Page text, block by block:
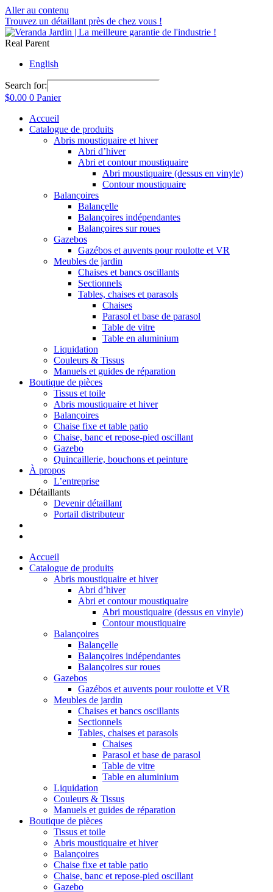
Aller au contenu
Trouvez un détaillant près de chez vous !
Real Parent
English
Search for:
$0.00 0 Panier
Accueil
Catalogue de produits
Abris moustiquaire et hiver
Abri d’hiver
Abri et contour moustiquaire
Abri moustiquaire (dessus en vinyle)
Contour moustiquaire
Balançoires
Balançelle
Balançoires indépendantes
Balançoires sur roues
Gazebos
Gazébos et auvents pour roulotte et VR
Meubles de jardin
Chaises et bancs oscillants
Sectionnels
Tables, chaises et parasols
Chaises
Parasol et base de parasol
Table de vitre
Table en aluminium
Liquidation
Couleurs & Tissus
Manuels et guides de réparation
Boutique de pièces
Tissus et toile
Abris moustiquaire et hiver
Balançoires
Chaise fixe et table patio
Chaise, banc et repose-pied oscillant
Gazebo
Quincaillerie, bouchons et peinture
À propos
L’entreprise
Détaillants
Devenir détaillant
Portail distributeur
Accueil
Catalogue de produits
Abris moustiquaire et hiver
Abri d’hiver
Abri et contour moustiquaire
Abri moustiquaire (dessus en vinyle)
Contour moustiquaire
Balançoires
Balançelle
Balançoires indépendantes
Balançoires sur roues
Gazebos
Gazébos et auvents pour roulotte et VR
Meubles de jardin
Chaises et bancs oscillants
Sectionnels
Tables, chaises et parasols
Chaises
Parasol et base de parasol
Table de vitre
Table en aluminium
Liquidation
Couleurs & Tissus
Manuels et guides de réparation
Boutique de pièces
Tissus et toile
Abris moustiquaire et hiver
Balançoires
Chaise fixe et table patio
Chaise, banc et repose-pied oscillant
Gazebo